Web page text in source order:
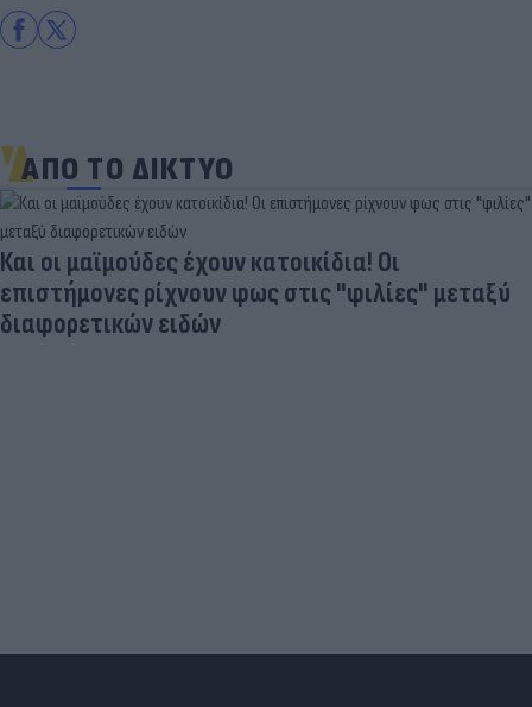
ΑΠΟ ΤΟ ΔΙΚΤΥΟ
Και οι μαϊμούδες έχουν κατοικίδια! Οι
επιστήμονες ρίχνουν φως στις "φιλίες" μεταξύ
διαφορετικών ειδών